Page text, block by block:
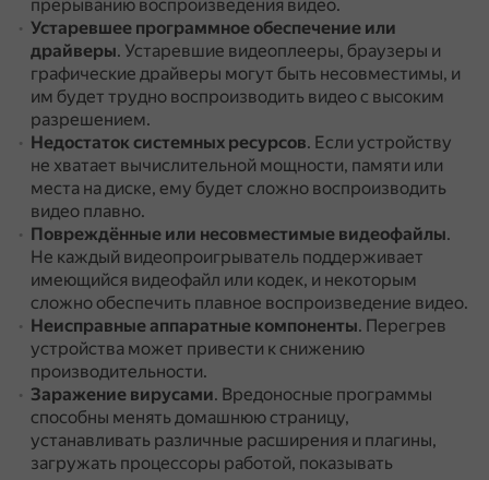
прерыванию воспроизведения видео.
Устаревшее программное обеспечение или
драйверы. Устаревшие видеоплееры, браузеры и
графические драйверы могут быть несовместимы, и
им будет трудно воспроизводить видео с высоким
разрешением.
Недостаток системных ресурсов. Если устройству
не хватает вычислительной мощности, памяти или
места на диске, ему будет сложно воспроизводить
видео плавно.
Повреждённые или несовместимые видеофайлы.
Не каждый видеопроигрыватель поддерживает
имеющийся видеофайл или кодек, и некоторым
сложно обеспечить плавное воспроизведение видео.
Неисправные аппаратные компоненты. Перегрев
устройства может привести к снижению
производительности.
Заражение вирусами. Вредоносные программы
способны менять домашнюю страницу,
устанавливать различные расширения и плагины,
загружать процессоры работой, показывать